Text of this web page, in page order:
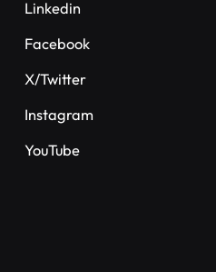
Linkedin
Facebook
X/Twitter
Instagram
YouTube